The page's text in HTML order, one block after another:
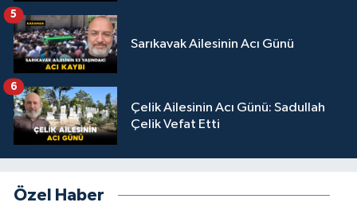
Sarıkavak Ailesinin Acı Günü
5
Çelik Ailesinin Acı Günü: Sadullah
Çelik Vefat Etti
6
Özel Haber